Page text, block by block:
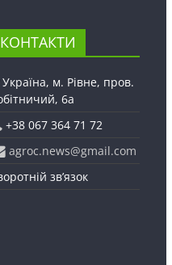
КОНТАКТИ
Україна, м. Рівне, пров.
6а
+38 067 364 71 72
agroc.news@gmail.com
зв’язок